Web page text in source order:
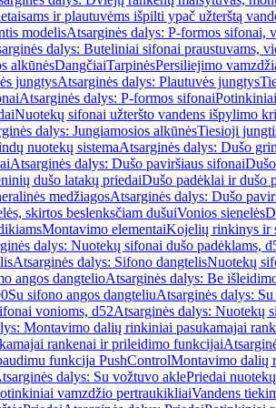
ir plautuvėms išpilti ypač užterštą
modelisAtsarginės dalys: P-formos sifonai,
dalys: Buteliniai sifonai praustuvams,
alkūnėsDangčiaiTarpinėsPersiliejimo
jungtysAtsarginės dalys: Plautuvės jungtys
Atsarginės dalys: P-formos sifonai
Nuotekų sifonai užteršto vandens išpylimo
dalys: Jungiamosios alkūnėsTiesioji
nuotekų sistemaAtsarginės dalys: Dušo
Atsarginės dalys: Dušo paviršiaus sifonai
dušo latakų priedaiDušo padėklai ir dušo
medžiagosAtsarginės dalys: Dušo
skirtos beslenksčiam dušuiVonios sienelės
Montavimo elementaiKojelių rinkinys ir
dalys: Nuotekų sifonai dušo padėklams,
Atsarginės dalys: Sifono dangtelisNuotekų
angos dangtelioAtsarginės dalys: Be
Su sifono angos dangteliuAtsarginės dalys:
vonioms, d52Atsarginės dalys: Nuotekų
Montavimo dalių rinkiniai pasukamajai
rankenai ir prileidimo funkcijai
funkcija PushControlMontavimo dalių
dalys: Su vožtuvo aklePriedai
vamzdžio pertraukikliaiVandens